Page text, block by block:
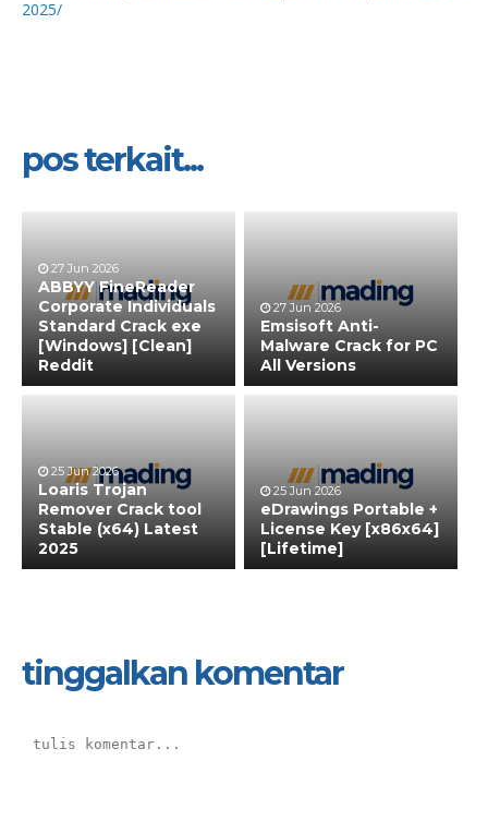
2025/
pos terkait...
27 Jun 2026
ABBYY FineReader
Corporate Individuals
Standard Crack exe
[Windows] [Clean]
Reddit
27 Jun 2026
Emsisoft Anti-
Malware Crack for PC
All Versions
25 Jun 2026
Loaris Trojan
Remover Crack tool
Stable (x64) Latest
2025
25 Jun 2026
eDrawings Portable +
License Key [x86x64]
[Lifetime]
tinggalkan komentar